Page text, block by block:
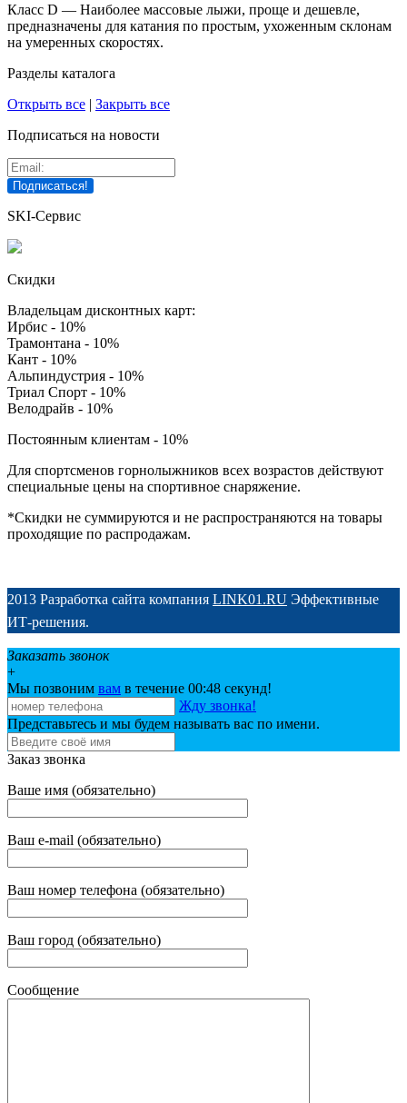
Класс D — Наиболее массовые лыжи, проще и дешевле,
предназначены для катания по простым, ухоженным склонам
на умеренных скоростях.
Разделы каталога
Открыть все | Закрыть все
Подписаться на новости
SKI-Сервис
Скидки
Владельцам дисконтных карт:
Ирбис - 10%
Трамонтана - 10%
Кант - 10%
Альпиндустрия - 10%
Триал Спорт - 10%
Велодрайв - 10%
Постоянным клиентам - 10%
Для спортсменов горнолыжников всех возрастов действуют
специальные цены на спортивное снаряжение.
*Скидки не суммируются и не распространяются на товары
проходящие по распродажам.
2013 Разработка сайта компания LINK01.RU Эффективные
ИТ-решения.
Заказать звонок
+
Мы позвоним вам в течение 00:48 секунд!
Жду звонка!
Представьтесь и мы будем называть вас по имени.
Заказ звонка
Ваше имя (обязательно)
Ваш e-mail (обязательно)
Ваш номер телефона (обязательно)
Ваш город (обязательно)
Сообщение